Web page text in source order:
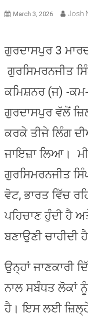
March 3, 2026 Josh
ਗੁਰਦਾਸਪੁਰ 3
ਗੁਰਸਿਮਰਨਜੀਤ
ਕਮਿਸ਼ਨਰ (ਜ) -
ਗੁਰਦਾਸਪੁਰ ਵੱਲੋਂ
ਕਰਕੇ ਤੀਜੇ ਲਿੰਗ
ਜਾਇਜ਼ਾ ਲਿਆ।
ਗੁਰਸਿਮਰਨਜੀਤ
ਵੋਟ, ਭਾਰਤ ਵਿੱਚ
ਪਹਿਚਾਣ ਹੁੰਦੀ ਹੈ
ਬਣਾਉਣੀ ਚਾਹੀਦੀ
ਉਨ੍ਹਾਂ ਜਾਣਕਾਰੀ
ਨਾਲ ਸਬੰਧਤ ਲੋਕਾਂ
ਹੈ। ਇਸ ਲਈ ਜ਼ਿਲ੍ਹੇ